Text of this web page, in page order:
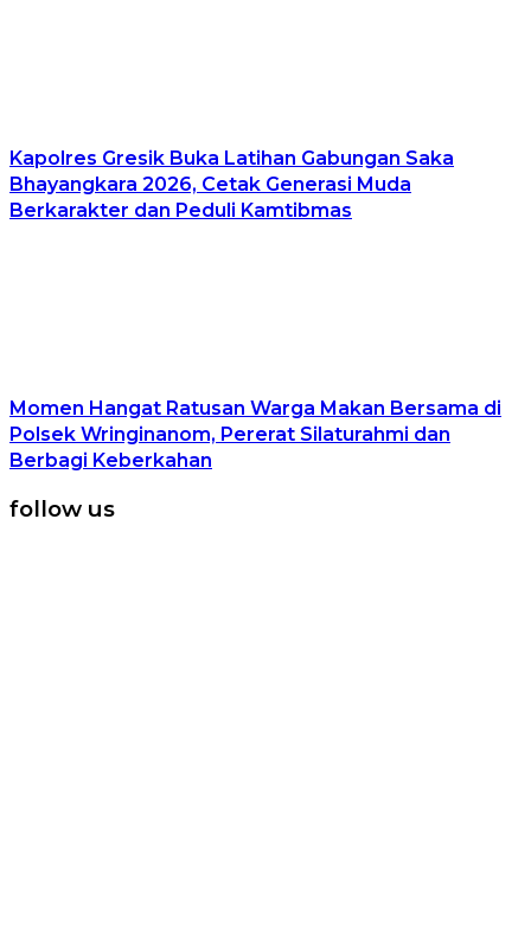
Kapolres Gresik Buka Latihan Gabungan Saka
Bhayangkara 2026, Cetak Generasi Muda
Berkarakter dan Peduli Kamtibmas
Momen Hangat Ratusan Warga Makan Bersama di
Polsek Wringinanom, Pererat Silaturahmi dan
Berbagi Keberkahan
follow us